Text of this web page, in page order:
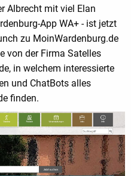
Albrecht mit viel Elan
App WA+ - ist jetzt
zu MoinWardenburg.de
von der Firma Satelles
in welchem interessierte
und ChatBots alles
finden.